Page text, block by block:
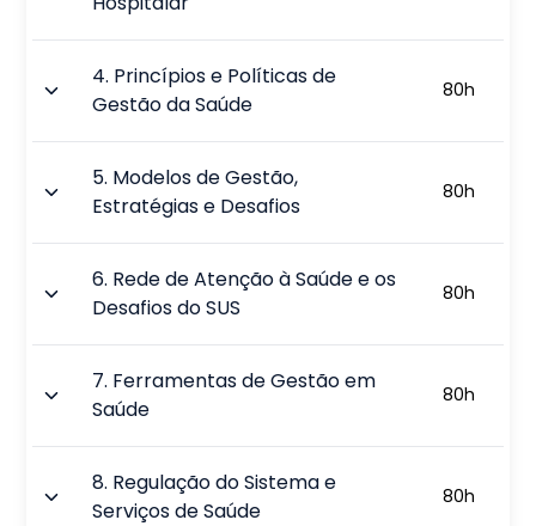
4. Princípios e Políticas de
Gestão da Saúde
80h
5. Modelos de Gestão,
Estratégias e Desafios
80h
6. Rede de Atenção à Saúde e os
Desafios do SUS
80h
7. Ferramentas de Gestão em
Saúde
80h
8. Regulação do Sistema e
Serviços de Saúde
80h